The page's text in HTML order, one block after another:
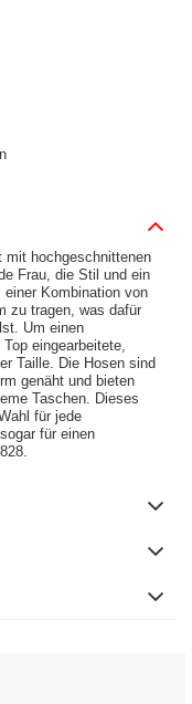
mit hochgeschnittenen
Frau, die Stil und ein
Kombination von
zu tragen, was dafür
Um einen
eingearbeitete,
Taille. Die Hosen sind
genäht und bieten
Taschen. Dieses
für jede
für einen